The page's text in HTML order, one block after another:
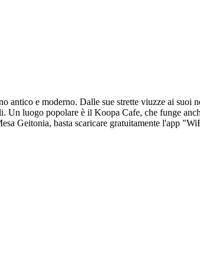
antico e moderno. Dalle sue strette viuzze ai suoi
Un luogo popolare è il Koopa Cafe, che funge
Geitonia, basta scaricare gratuitamente l'app